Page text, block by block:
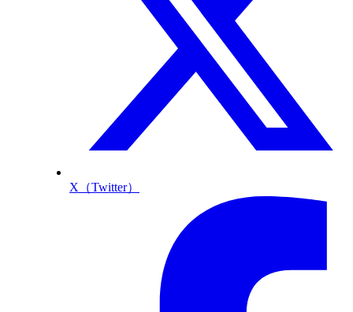
X（Twitter）